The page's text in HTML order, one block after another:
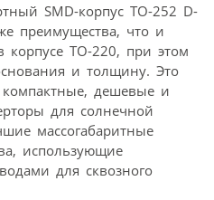
SMD-корпус TO-252 D-
преимущества, что и
TO-220, при этом
и толщину. Это
компактные, дешевые и
для солнечной
массогабаритные
использующие
для сквозного